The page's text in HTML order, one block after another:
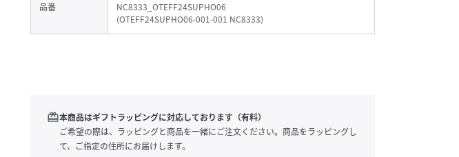
品番
NC8333_OTEFF24SUPHO06
(OTEFF24SUPHO06-001-001 NC8333)
redeem本商品はギフトラッピングに対応しております（有料）
ご希望の際は、ラッピングと商品を一緒にご注文ください。商品をラッピングし
て、ご指定の住所にお届けします。